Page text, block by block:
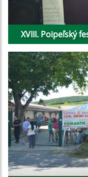
XVIII. Poipeľský